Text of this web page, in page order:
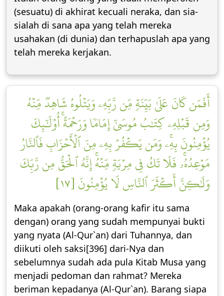
(sesuatu) di akhirat kecuali neraka, dan sia-
sialah di sana apa yang telah mereka
usahakan (di dunia) dan terhapuslah apa yang
telah mereka kerjakan.
أَفَمَن كَانَ عَلَىٰ بَيِّنَةٖ مِّن رَّبِّهِۦ وَيَتۡلُوهُ شَاهِدٞ مِّنۡهُ
وَمِن قَبۡلِهِۦ كِتَٰبُ مُوسَىٰٓ إِمَامٗا وَرَحۡمَةًۚ أُوْلَٰٓئِكَ
يُؤۡمِنُونَ بِهِۦۚ وَمَن يَكۡفُرۡ بِهِۦ مِنَ ٱلۡأَحۡزَابِ فَٱلنَّارُ
مَوۡعِدُهُۥۚ فَلَا تَكُ فِي مِرۡيَةٖ مِّنۡهُۚ إِنَّهُ ٱلۡحَقُّ مِن رَّبِّكَ
وَلَٰكِنَّ أَكۡثَرَ ٱلنَّاسِ لَا يُؤۡمِنُونَ [١٧]
Maka apakah (orang-orang kafir itu sama
dengan) orang yang sudah mempunyai bukti
yang nyata (Al-Qur`an) dari Tuhannya, dan
diikuti oleh saksi[396] dari-Nya dan
sebelumnya sudah ada pula Kitab Musa yang
menjadi pedoman dan rahmat? Mereka
beriman kepadanya (Al-Qur`an). Barang siapa